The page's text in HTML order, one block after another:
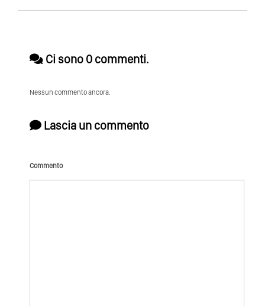
Ci sono 0 commenti.
Nessun commento ancora.
Lascia un commento
Commento